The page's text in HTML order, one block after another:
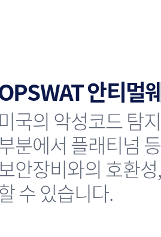
안티멀
미국의 악성코드 탐
분에서 플래티넘
안장비와의 호환
수 있습니다.